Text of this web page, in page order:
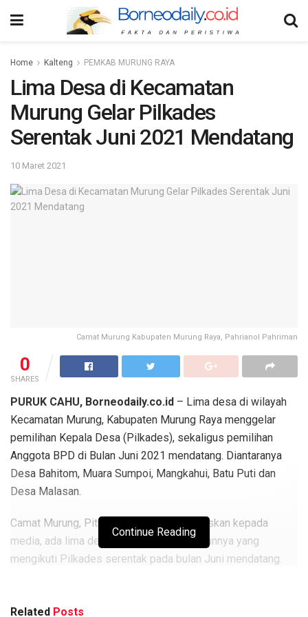
Home Kalteng PEMKAB MURUNG RAYA
Lima Desa di Kecamatan
Murung Gelar Pilkades
Serentak Juni 2021 Mendatang
10 Maret 2021
Camat Murung Kabupaten Murung Raya, Pahrianol Pahriman
0
SHARES
PURUK CAHU, Borneodaily.co.id – Lima desa di wilayah
Kecamatan Murung, Kabupaten Murung Raya menggelar
pemilihan Kepala Desa (Pilkades), sekaligus pemilihan
Anggota BPD di Bulan Juni 2021 mendatang. Diantaranya
Desa Bahitom, Muara Sumpoi, Mangkahui, Batu Puti dan
Desa Malasan.
Camat Murung, Pitrianol Pahrinan menjelaskan kepada
media, ada lima desa dibawah pengawasannya yang
mengikuti Pilkades serentak pada bulan Juni mendatang.
sesuai instruksi bagian BPMPD Pemerintah Kabupaten
Continue Reading
Related Posts